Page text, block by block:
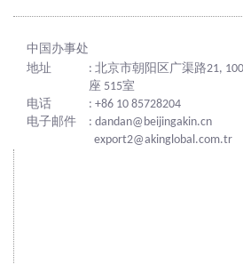
中国办事处
地址
: 北京市朝阳区广渠路21,
座 515室
电话
: +86 10 85728204
电子邮件
: dandan@beijingakin.cn
export2@akinglobal.com.tr